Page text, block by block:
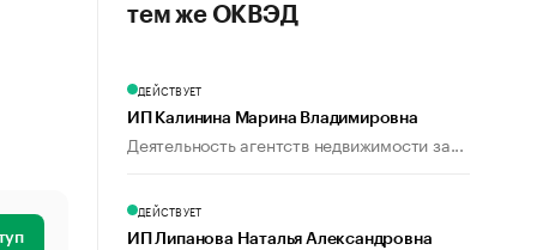
тем же ОКВЭД
ДЕЙСТВУЕТ
ИП Калинина Марина Владимировна
Деятельность агентств недвижимости за...
ДЕЙСТВУЕТ
ИП Липанова Наталья Александровна